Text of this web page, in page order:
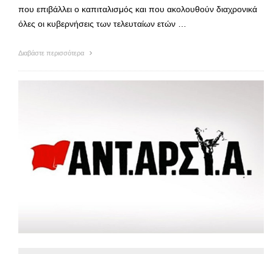
που επιβάλλει ο καπιταλισμός και που ακολουθούν διαχρονικά
όλες οι κυβερνήσεις των τελευταίων ετών …
Διαβάστε περισσότερα